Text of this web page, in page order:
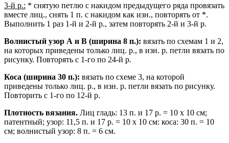
3-й р.: * снятую петлю с накидом предыдущего ряда провязать
вместе лиц., снять 1 п. с накидом как изн., повторять от *.
Выполнить 1 раз 1-й и 2-й р., затем повторять 2-й и 3-й р.
Волнистый узор А и В (ширина 8 п.): вязать по схемам 1 и 2,
на которых приведены только лиц. р., в изн. р. петли вязать по
рисунку. Повторять с 1-го по 24-й р.
Коса (ширина 30 п.): вязать по схеме 3, на которой
приведены только лиц. р., в изн. р. петли вязать по рисунку.
Повторить с 1-го по 12-й р.
Плотность вязания. Лиц гладь: 13 п. и 17 р. = 10 х 10 см;
патентный; узор: 11,5 п. и 17 р. = 10 х 10 см: коса: 30 п. = 10
см; волнистый узор: 8 п. = 6 см.